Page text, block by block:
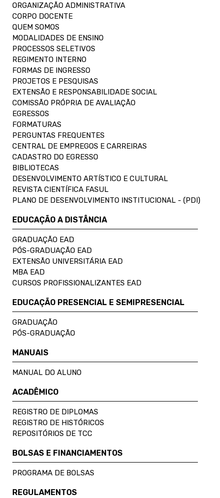
ORGANIZAÇÃO ADMINISTRATIVA
CORPO DOCENTE
QUEM SOMOS
MODALIDADES DE ENSINO
PROCESSOS SELETIVOS
REGIMENTO INTERNO
FORMAS DE INGRESSO
PROJETOS E PESQUISAS
EXTENSÃO E RESPONSABILIDADE SOCIAL
COMISSÃO PRÓPRIA DE AVALIAÇÃO
EGRESSOS
FORMATURAS
PERGUNTAS FREQUENTES
CENTRAL DE EMPREGOS E CARREIRAS
CADASTRO DO EGRESSO
BIBLIOTECAS
DESENVOLVIMENTO ARTÍSTICO E CULTURAL
REVISTA CIENTÍFICA FASUL
PLANO DE DESENVOLVIMENTO INSTITUCIONAL - (PDI)
EDUCAÇÃO A DISTÂNCIA
GRADUAÇÃO EAD
PÓS-GRADUAÇÃO EAD
EXTENSÃO UNIVERSITÁRIA EAD
MBA EAD
CURSOS PROFISSIONALIZANTES EAD
EDUCAÇÃO PRESENCIAL E SEMIPRESENCIAL
GRADUAÇÃO
PÓS-GRADUAÇÃO
MANUAIS
MANUAL DO ALUNO
ACADÊMICO
REGISTRO DE DIPLOMAS
REGISTRO DE HISTÓRICOS
REPOSITÓRIOS DE TCC
BOLSAS E FINANCIAMENTOS
PROGRAMA DE BOLSAS
REGULAMENTOS